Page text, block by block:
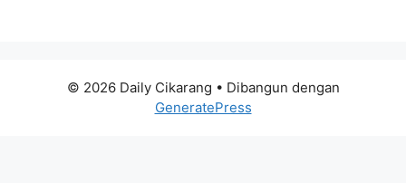
© 2026 Daily Cikarang • Dibangun dengan
GeneratePress